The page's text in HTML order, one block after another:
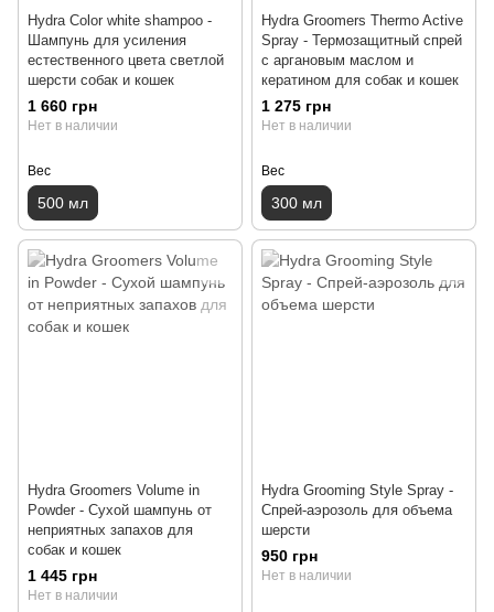
Hydra Color white shampoo -
Шампунь для усиления
естественного цвета светлой
шерсти собак и кошек
1 660 грн
Нет в наличии
Вес
500 мл
Hydra Groomers Thermo Active
Spray - Термозащитный спрей
с аргановым маслом и
кератином для собак и кошек
1 275 грн
Нет в наличии
Вес
300 мл
Hydra Groomers Volume in
Powder - Сухой шампунь от
неприятных запахов для
собак и кошек
1 445 грн
Нет в наличии
Hydra Grooming Style Spray -
Спрей-аэрозоль для объема
шерсти
950 грн
Нет в наличии